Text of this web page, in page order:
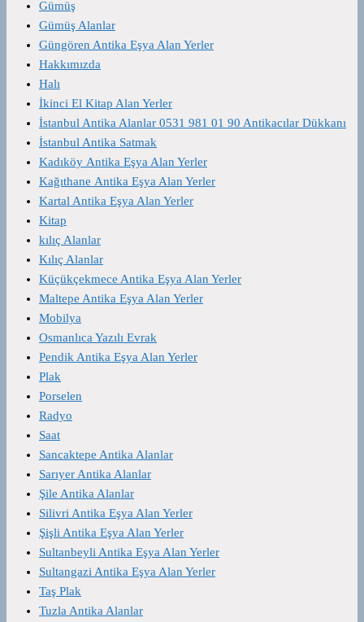
Gümüş
Gümüş Alanlar
Güngören Antika Eşya Alan Yerler
Hakkımızda
Halı
İkinci El Kitap Alan Yerler
İstanbul Antika Alanlar 0531 981 01 90 Antikacılar Dükkanı
İstanbul Antika Satmak
Kadıköy Antika Eşya Alan Yerler
Kağıthane Antika Eşya Alan Yerler
Kartal Antika Eşya Alan Yerler
Kitap
kılıç Alanlar
Kılıç Alanlar
Küçükçekmece Antika Eşya Alan Yerler
Maltepe Antika Eşya Alan Yerler
Mobilya
Osmanlıca Yazılı Evrak
Pendik Antika Eşya Alan Yerler
Plak
Porselen
Radyo
Saat
Sancaktepe Antika Alanlar
Sarıyer Antika Alanlar
Şile Antika Alanlar
Silivri Antika Eşya Alan Yerler
Şişli Antika Eşya Alan Yerler
Sultanbeyli Antika Eşya Alan Yerler
Sultangazi Antika Eşya Alan Yerler
Taş Plak
Tuzla Antika Alanlar